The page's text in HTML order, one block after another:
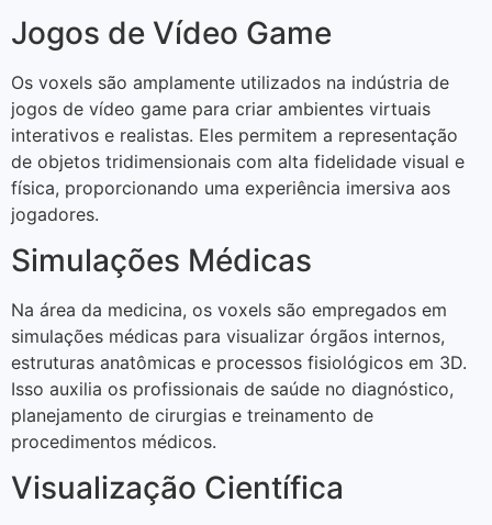
Jogos de Vídeo Game
Os voxels são amplamente utilizados na indústria de
jogos de vídeo game para criar ambientes virtuais
interativos e realistas. Eles permitem a representação
de objetos tridimensionais com alta fidelidade visual e
física, proporcionando uma experiência imersiva aos
jogadores.
Simulações Médicas
Na área da medicina, os voxels são empregados em
simulações médicas para visualizar órgãos internos,
estruturas anatômicas e processos fisiológicos em 3D.
Isso auxilia os profissionais de saúde no diagnóstico,
planejamento de cirurgias e treinamento de
procedimentos médicos.
Visualização Científica